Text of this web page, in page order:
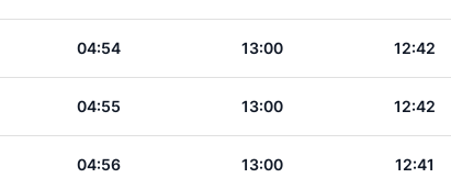
04:54 13:00 12:42
04:55 13:00 12:42
04:56 13:00 12:41